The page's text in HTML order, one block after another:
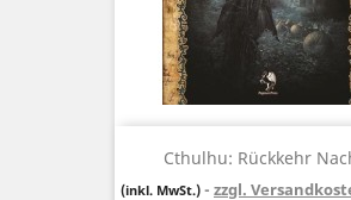
Cthulhu: Rückkehr
(inkl. MwSt.) zzgl.